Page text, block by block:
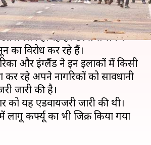
के कई राज्यों में नए नागरिकता
प्रदर्शन हो रहे हैं। छात्रों से लेकर
विरोध कर रहे हैं।
और इंग्लैंड ने इन इलाकों में किसी
कर रहे अपने नागरिकों को सावधानी
जारी की है।
को यह एडवायजरी जारी की थी।
कर्फ्यू का भी जिक्र किया गया